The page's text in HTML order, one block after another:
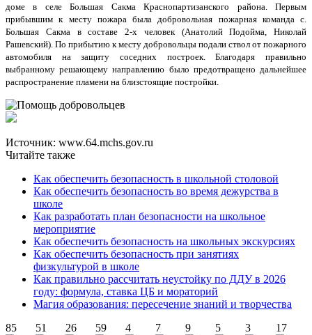
доме в селе Большая Сакма Краснопартизанского района. Первым
прибывшим к месту пожара была добровольная пожарная команда с.
Большая Сакма в составе 2-х человек (Анатолий Подойма, Николай
Рашевский). По прибытию к месту добровольцы подали ствол от пожарного
автомобиля на защиту соседних построек. Благодаря правильно
выбранному решающему направлению было предотвращено дальнейшее
распространение пламени на близстоящие постройки.
Источник: www.64.mchs.gov.ru
Читайте также
Как обеспечить безопасность в школьной столовой
Как обеспечить безопасность во время дежурства в
школе
Как разработать план безопасности на школьное
мероприятие
Как обеспечить безопасность на школьных экскурсиях
Как обеспечить безопасность при занятиях
физкультурой в школе
Как правильно рассчитать неустойку по ДДУ в 2026
году: формула, ставка ЦБ и мораторий
Магия образования: пересечение знаний и творчества
85
51 26 59 4 7 9 5 3 17